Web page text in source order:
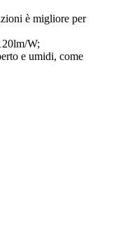
è migliore per
W;
e umidi, come